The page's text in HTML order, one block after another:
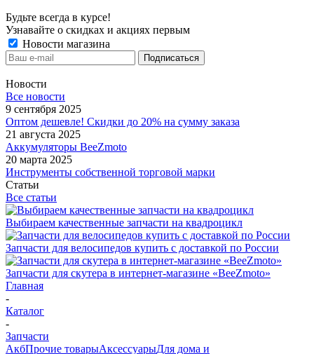
Будьте всегда в курсе!
Узнавайте о скидках и акциях первым
Новости магазина
Новости
Все новости
9 сентября 2025
Оптом дешевле! Скидки до 20% на сумму заказа
21 августа 2025
Аккумуляторы BeeZmoto
20 марта 2025
Инструменты собственной торговой марки
Статьи
Все статьи
Выбираем качественные запчасти на квадроцикл
Запчасти для велосипедов купить с доставкой по России
Запчасти для скутера в интернет-магазине «BeeZmoto»
Главная
-
Каталог
-
Запчасти
АкбПрочие товарыАксессуарыДля дома и